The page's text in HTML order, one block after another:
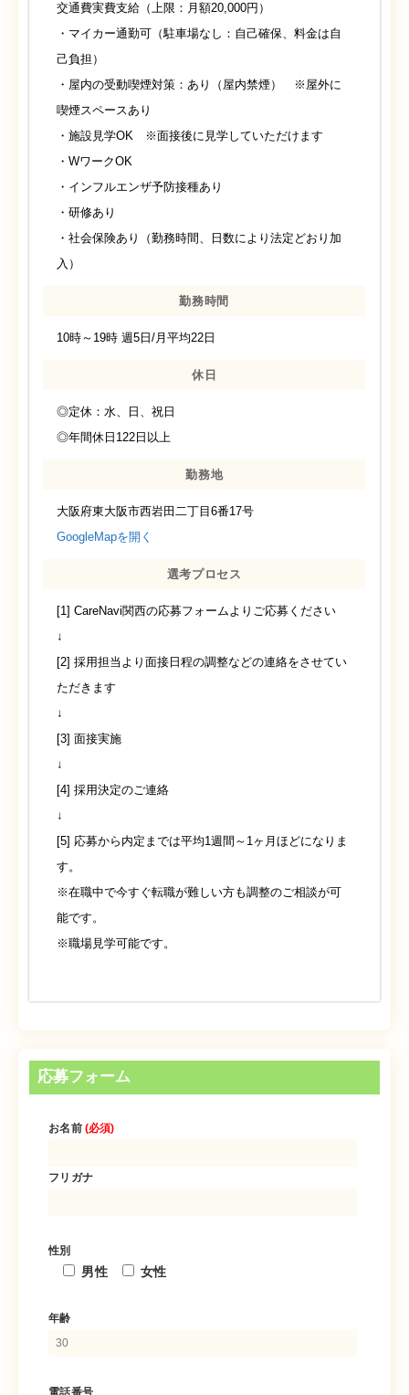
交通費実費支給（上限：月額20,000円）
・マイカー通勤可（駐車場なし：自己確保、料金は自
己負担）
・屋内の受動喫煙対策：あり（屋内禁煙） ※屋外に
喫煙スペースあり
・施設見学OK ※面接後に見学していただけます
・WワークOK
・インフルエンザ予防接種あり
・研修あり
・社会保険あり（勤務時間、日数により法定どおり加
入）
勤務時間
10時～19時 週5日/月平均22日
休日
◎定休：水、日、祝日
◎年間休日122日以上
勤務地
大阪府東大阪市西岩田二丁目6番17号
GoogleMapを開く
選考プロセス
[1] CareNavi関西の応募フォームよりご応募ください
↓
[2] 採用担当より面接日程の調整などの連絡をさせてい
ただきます
↓
[3] 面接実施
↓
[4] 採用決定のご連絡
↓
[5] 応募から内定までは平均1週間～1ヶ月ほどになりま
す。
※在職中で今すぐ転職が難しい方も調整のご相談が可
能です。
※職場見学可能です。
応募フォーム
お名前 (必須)
フリガナ
性別
男性 女性
年齢
電話番号